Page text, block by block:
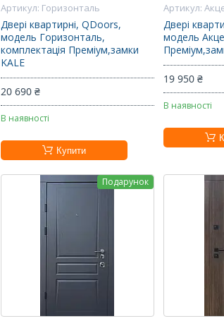
Горизонталь
Двері квартирні, QDoors,
модель Горизонталь,
комплектація Преміум,замки
KALE
20 690 ₴
В наявності
Купити
Двері
модель
19 950 ₴
В наявності
Подарунок